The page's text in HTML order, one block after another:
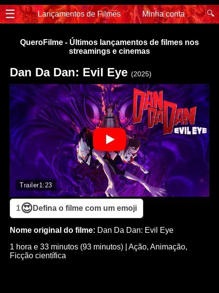
☰ Lançamentos de Filmes Minha conta 🔍
QueroFilme - Últimos lançamentos de filmes nos
streamings e cinemas
Dan Da Dan: Evil Eye (2025)
Trailer1:23
1😍 Defina o filme com um emoji
Nome original do filme: Dan Da Dan: Evil Eye
1 hora e 33 minutos (93 minutos)
Ação, Animação,
Ficção científica